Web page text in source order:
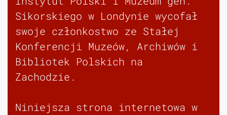
Sikorskiego w Londynie wycofał
swoje członkostwo ze Stałej
Konferencji Muzeów, Archiwów i
Bibliotek Polskich na
Zachodzie.
Niniejsza strona internetowa w